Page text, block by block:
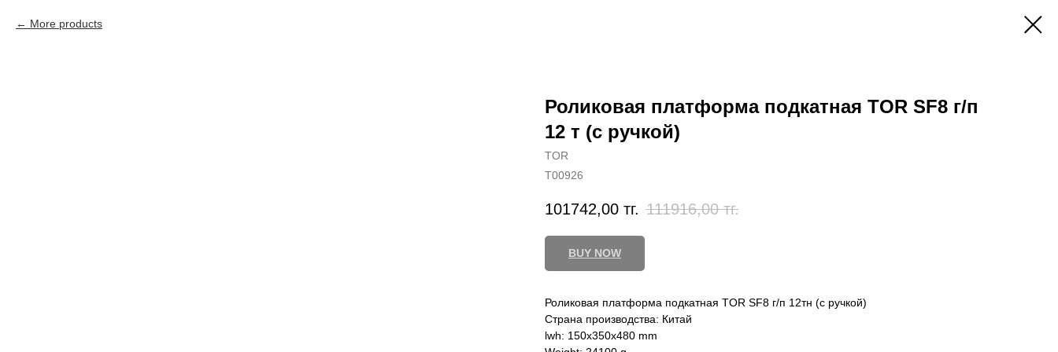
More products
Роликовая платформа подкатная TOR SF8 г/п
12 т (с ручкой)
TOR
T00926
101742,00 тг. 111916,00 тг.
BUY NOW
Роликовая платформа подкатная TOR SF8 г/п 12тн (с ручкой)
Страна производства: Китай
lwh: 150x350x480 mm